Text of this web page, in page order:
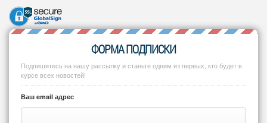
ФОРМА ПОДПИСКИ
Подпишитесь на нашу рассылку и станьте одним из первых, кто будет в
курсе всех новостей!
Ваш email адрес